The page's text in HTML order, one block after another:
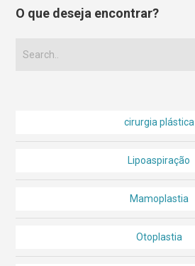
O que deseja encontrar?
cirurgia plástica
Lipoaspiração
Mamoplastia
Otoplastia